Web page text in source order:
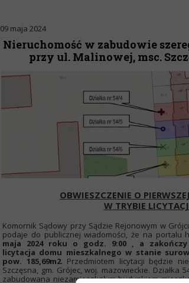
09 maja 2024
Nieruchomość w zabudowie
przy ul. Malinowej, msc.
OBWIESZCZENIE O
W TRYBIE
Komornik Sądowy przy Sądzie Rejonowym w
podaje do publicznej wiadomości, że na portalu
maja 2024 roku o godz. 9:00 , a
licytacja domu mieszkalnego w stanie
pow. 185,69m2. Przedmiotem licytacji będzie
Szczęsna, gm. Grójec, woj. mazowieckie. Działka
zabudowana niezamieszkałym budynkiem